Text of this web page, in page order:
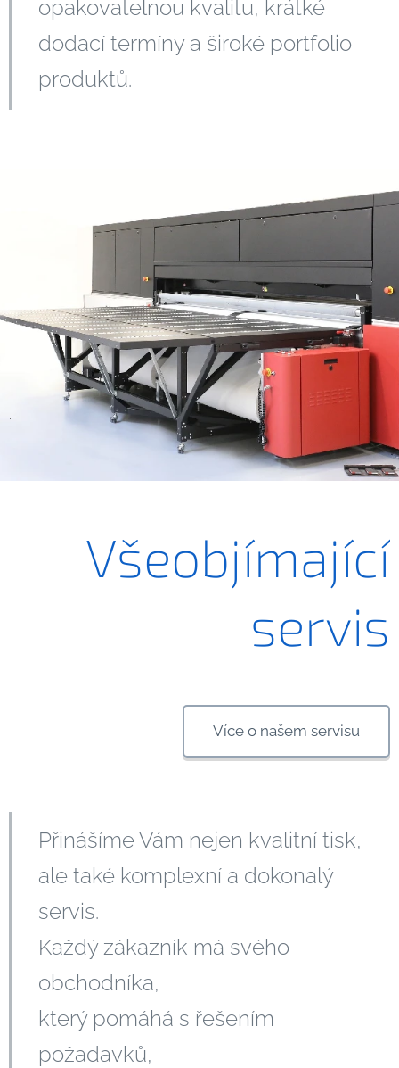
opakovatelnou kvalitu, krátké
dodací termíny a široké portfolio
produktů.
.
Všeobjímající
servis
Více o našem servisu
Přinášíme Vám nejen kvalitní tisk,
ale také komplexní a dokonalý
servis.
Každý zákazník má svého
obchodníka,
který pomáhá s řešením
požadavků,